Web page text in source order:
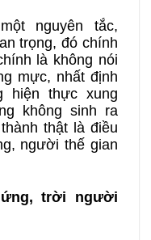
nguyên tắc,
trọng, đó chính
là không nói
mực, nhất định
hiện thực xung
không sinh ra
thật là điều
người thế gian
trời người